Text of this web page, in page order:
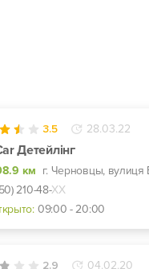
3.5 28.03.22
Детейлінг
км г. Черновцы, вулиця
210-48-ХХ
09:00 - 20:00
2.9 04.02.20